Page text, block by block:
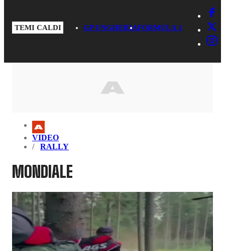
TEMI CALDI GP UNGHERIAFORMULA 1
VIDEO
RALLY
MONDIALE